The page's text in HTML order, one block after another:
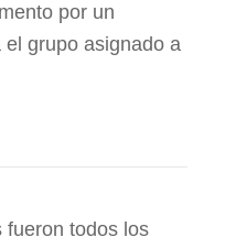
por un
grupo asignado a
fueron todos los